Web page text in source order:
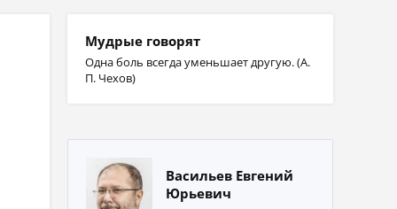
Мудрые говорят
Одна боль всегда уменьшает другую. (А.
П. Чехов)
Васильев Евгений
Юрьевич